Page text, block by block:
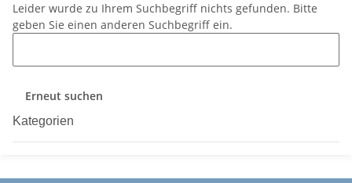
Leider wurde zu Ihrem Suchbegriff nichts gefunden. Bitte
geben Sie einen anderen Suchbegriff ein.
Erneut suchen
Kategorien